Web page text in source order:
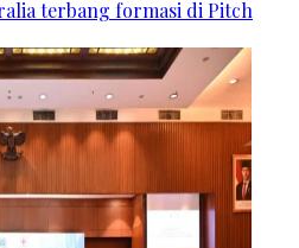
terbang formasi di Pitch